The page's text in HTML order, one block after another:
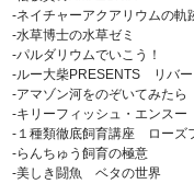
-ネイチャーアクアリウムの軌
-水草博士の水草ゼミ
-パルダリウムでいこう！
-ルー大柴PRESENTS リバー
-アマゾン河をのぞいてみたら
-キリーフィッシュ・エンスー
-１種類徹底飼育講座 ローズ
-らんちゅう飼育の極意
-美しき闘魚 ベタの世界